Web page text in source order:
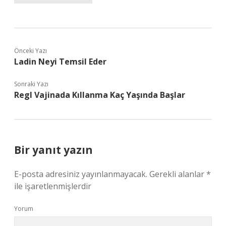
Önceki Yazı
Ladin Neyi Temsil Eder
Sonraki Yazı
Regl Vajinada Kıllanma Kaç Yaşında Başlar
Bir yanıt yazın
E-posta adresiniz yayınlanmayacak. Gerekli alanlar*
ile işaretlenmişlerdir
Yorum